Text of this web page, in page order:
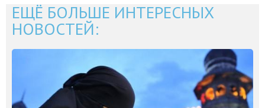
ЕЩЁ БОЛЬШЕ ИНТЕРЕСНЫХ
НОВОСТЕЙ: